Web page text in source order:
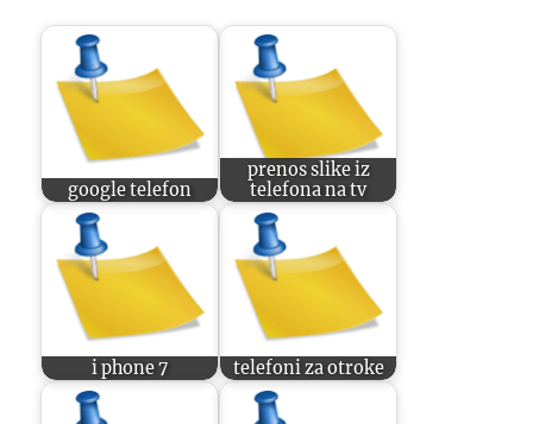
google telefon
prenos slike iz
telefona na tv
i phone 7 telefoni za otroke